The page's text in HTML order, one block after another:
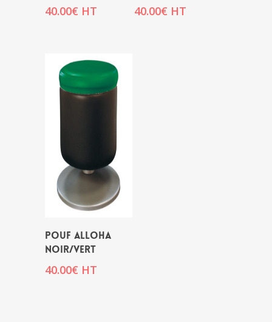
40.00€ HT 40.00€ HT
POUF ALLOHA
NOIR/VERT
40.00€ HT